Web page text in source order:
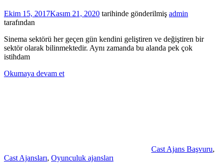
Ekim 15, 2017Kasım 21, 2020 tarihinde gönderilmiş admin
tarafından
Sinema sektörü her geçen gün kendini geliştiren ve değiştiren bir
sektör olarak bilinmektedir. Aynı zamanda bu alanda pek çok
istihdam
Okumaya devam et
Cast Ajans Başvuru,
Cast Ajansları, Oyunculuk ajansları